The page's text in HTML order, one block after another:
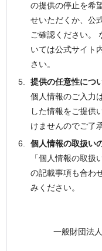
の提供の停止を希
せいただくか、公
ご確認ください。
いては公式サイト
さい。
提供の任意性につ
個人情報のご入力
した情報をご提供
けませんのでご了
個人情報の取扱い
「個人情報の取
の記載事項も合わ
みください。
一般財団法